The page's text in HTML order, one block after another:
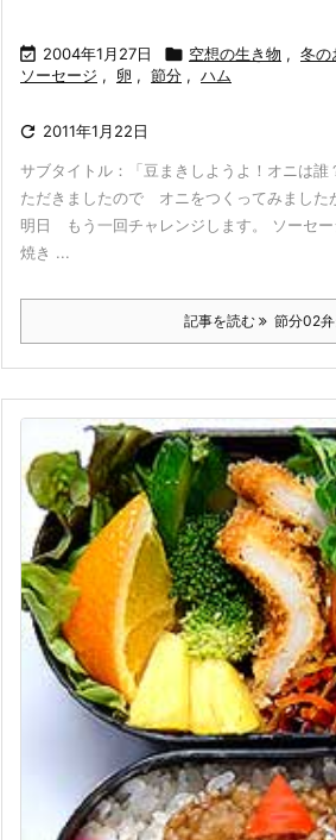
 2004年1月27日  空想の生き物 , 冬の
ソーセージ , 卵 , 節分 , ハム
 2011年1月22日
サブタイトル：「豆まきしようよ！オニは
ただきましたので オニをつくってみました
明日 もう一回チャレンジします。 ソーセ
焼き ...
記事を読む 節分02弁